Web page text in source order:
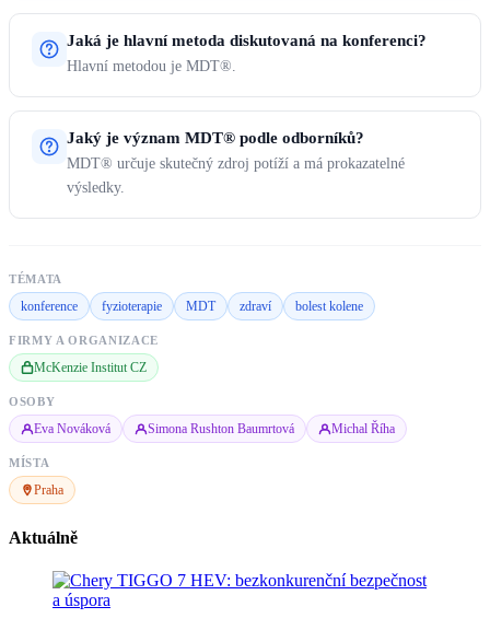
Jaká je hlavní metoda diskutovaná na konferenci?
Hlavní metodou je MDT®.
Jaký je význam MDT® podle odborníků?
MDT® určuje skutečný zdroj potíží a má prokazatelné
výsledky.
TÉMATA
konference fyzioterapie MDT zdraví bolest kolene
FIRMY A ORGANIZACE
McKenzie Institut CZ
OSOBY
Eva Nováková Simona Rushton Baumrtová Michal Říha
MÍSTA
Praha
Aktuálně